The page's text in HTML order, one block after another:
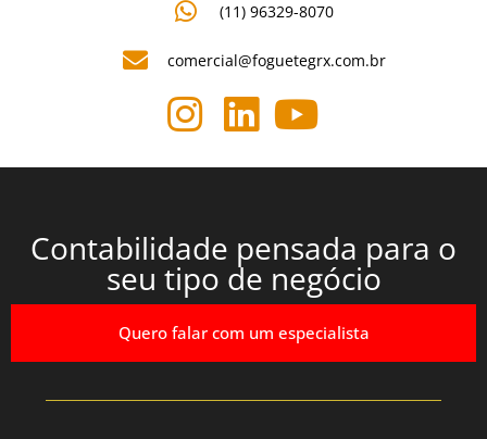
(11) 96329-8070
comercial@foguetegrx.com.br
Contabilidade pensada para o
seu tipo de negócio
Quero falar com um especialista